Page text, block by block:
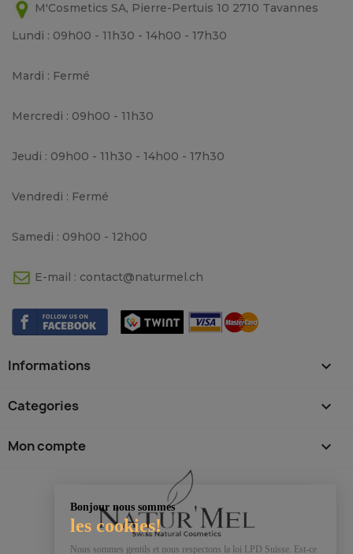
M'Cosmetics SA, Pierre-Pertuis 10 2710 Tavannes
Lundi : 09h00 - 11h30 - 14h00 - 17h30
Mardi : Fermé
Mercredi : 09h00 - 11h30
Jeudi : 09h00 - 11h30 - 14h00 - 17h30
Vendredi : Fermé
Samedi : 09h00 - 12h00
E-mail : contact@naturmel.ch
Informations 
Categories 
Mon compte 
Bonjour nous sommes
les cookies!
Nous sommes gentils et nous respectons la loi LPD Suisse. Est-ce